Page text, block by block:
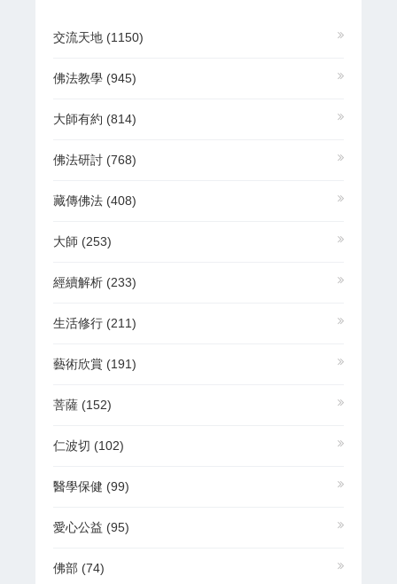
交流天地 (1150)
佛法教學 (945)
大師有約 (814)
佛法研討 (768)
藏傳佛法 (408)
大師 (253)
經續解析 (233)
生活修行 (211)
藝術欣賞 (191)
菩薩 (152)
仁波切 (102)
醫學保健 (99)
愛心公益 (95)
佛部 (74)